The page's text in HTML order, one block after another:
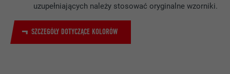
uzupełniających należy stosować oryginalne wzorniki.
SZCZEGÓŁY DOTYCZĄCE KOLORÓW